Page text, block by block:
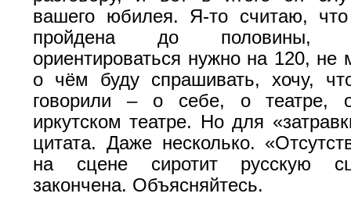
вашего юбилея. Я-то считаю,
пройдена до половины,
ориентироваться нужно на 120,
о чём буду спрашивать, хочу,
говорили – о себе, о театре,
иркутском театре. Но для
цитата. Даже несколько.
на сцене сиротит русскую
закончена. Объясняйтесь.